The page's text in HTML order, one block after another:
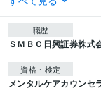
職歴
ＳＭＢＣ日興証券株式
資格・検定
メンタルケアカウンセ